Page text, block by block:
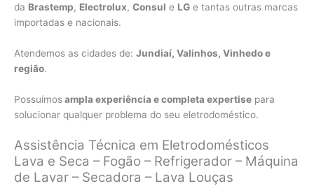
da Brastemp, Electrolux, Consul e LG e tantas outras marcas
importadas e nacionais.
Atendemos as cidades de: Jundiaí, Valinhos, Vinhedo e
região.
Possuímosampla experiência e completa expertise para
solucionar qualquer problema do seu eletrodoméstico.
Assistência Técnica em Eletrodomésticos
Lava e Seca – Fogão – Refrigerador – Máquina
de Lavar – Secadora – Lava Louças